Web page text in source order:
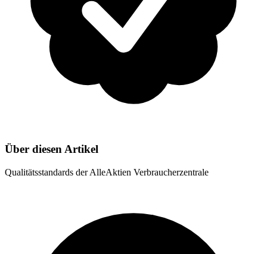
Über diesen Artikel
Qualitätsstandards der AlleAktien Verbraucherzentrale